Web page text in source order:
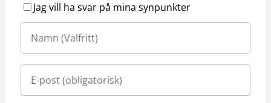
Jag vill ha svar på mina synpunkter